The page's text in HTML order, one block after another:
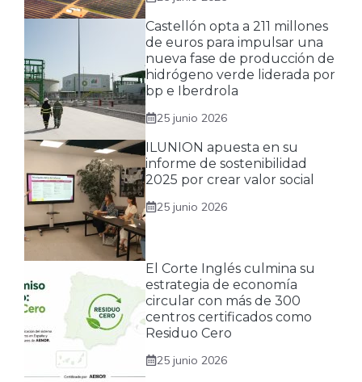
Castellón opta a 211 millones
de euros para impulsar una
nueva fase de producción de
hidrógeno verde liderada por
bp e Iberdrola
25 junio 2026
ILUNION apuesta en su
informe de sostenibilidad
2025 por crear valor social
25 junio 2026
El Corte Inglés culmina su
estrategia de economía
circular con más de 300
centros certificados como
Residuo Cero
25 junio 2026